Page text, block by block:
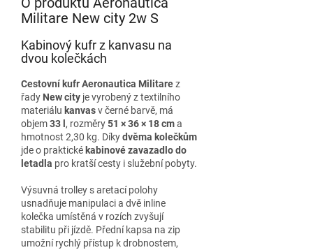
Militare New city 2w S
Kabinový kufr z kanvasu na
dvou kolečkách
Cestovní kufr Aeronautica Militarez
řady New city je vyrobený z textilního
materiálu kanvasv černé barvě, má
objem33 l , rozměry51 × 36 × 18 cma
hmotnost 2,30 kg. Díkydvěma kolečkům
jde o praktické kabinové zavazadlo do
letadla pro kratší cesty i služební pobyty.
Výsuvná trolley s aretací polohy
usnadňuje manipulaci a dvě inline
kolečka umístěná v rozích zvyšují
stabilitu při jízdě. Přední kapsa na zip
umožní rychlý přístup k drobnostem,